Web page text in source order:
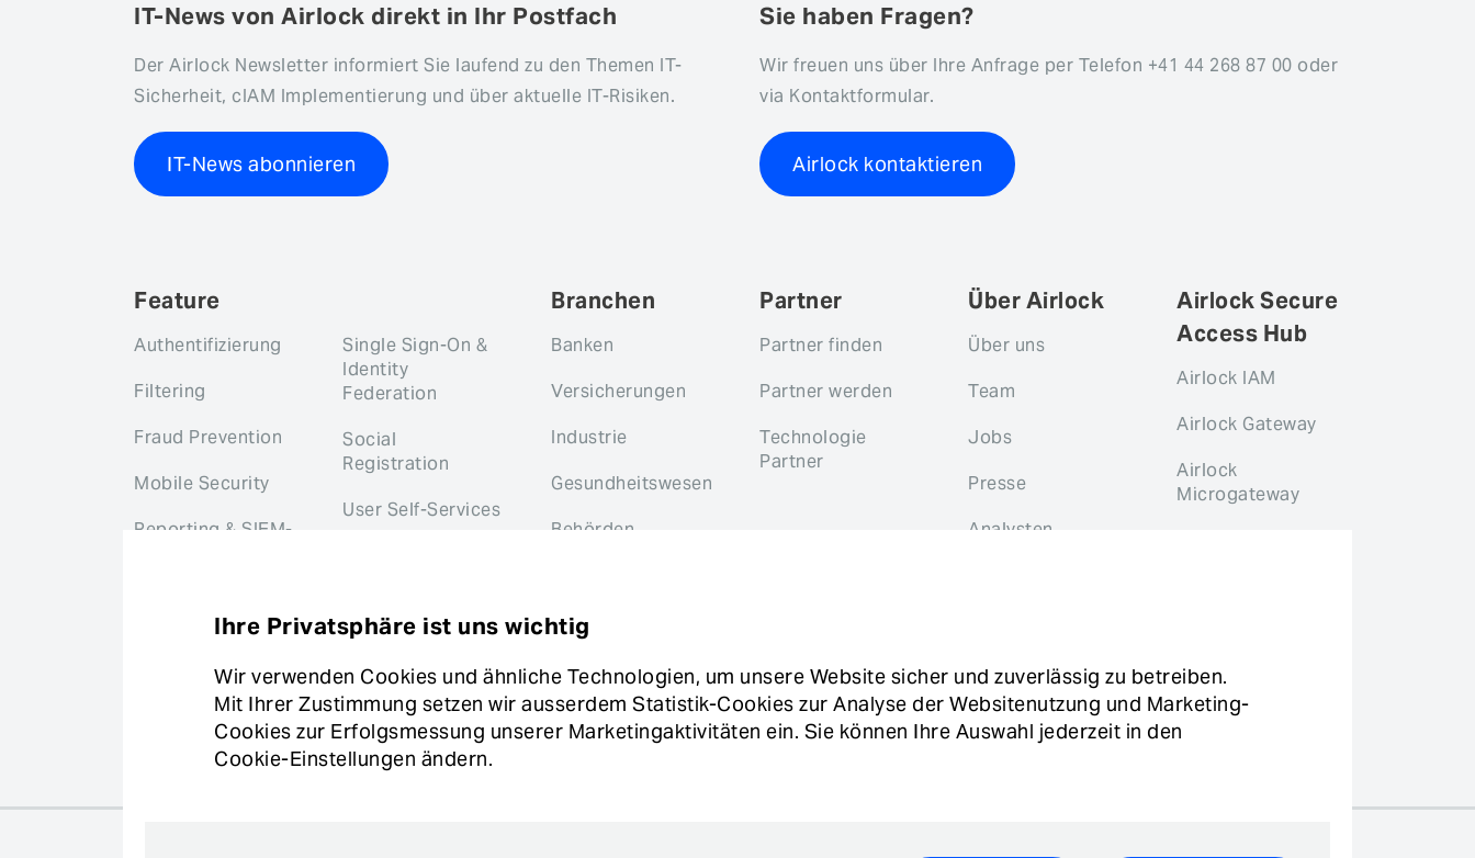
IT-News von Airlock direkt in Ihr Postfach
Der Airlock Newsletter informiert Sie laufend zu den Themen IT-
Sicherheit, cIAM Implementierung und über aktuelle IT-Risiken.
IT-News abonnieren
Sie haben Fragen?
Wir freuen uns über Ihre Anfrage per Telefon +41 44 268 87 00 oder
via Kontaktformular.
Airlock kontaktieren
Feature
Authentifizierung
Filtering
Fraud Prevention
Mobile Security
Reporting & SIEM-
Single Sign-On &
Identity
Federation
Social
Registration
User Self-Services
Branchen
Banken
Versicherungen
Industrie
Gesundheitswesen
Behörden
Partner
Partner finden
Partner werden
Technologie
Partner
Über Airlock
Über uns
Team
Jobs
Presse
Analysten
Airlock Secure
Access Hub
Airlock IAM
Airlock Gateway
Airlock
Microgateway
Kontakt Glossar Newsletter Impressum
Datenschutz
Hinweisgebersystem
Cookie Einstellungen
© Copyright Ergon Informatik AG
Ihre Privatsphäre ist uns wichtig
Wir verwenden Cookies und ähnliche Technologien, um unsere Website sicher und zuverlässig zu betreiben.
Mit Ihrer Zustimmung setzen wir ausserdem Statistik-Cookies zur Analyse der Websitenutzung und Marketing-
Cookies zur Erfolgsmessung unserer Marketingaktivitäten ein. Sie können Ihre Auswahl jederzeit in den
Cookie-Einstellungen ändern.